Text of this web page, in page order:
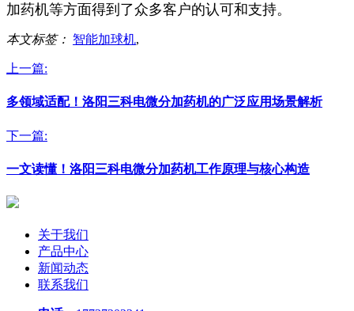
加药机等方面得到了众多客户的认可和支持。
本文标签： 智能加球机,
上一篇:
多领域适配！洛阳三科电微分加药机的广泛应用场景解析
下一篇:
一文读懂！洛阳三科电微分加药机工作原理与核心构造
关于我们
产品中心
新闻动态
联系我们